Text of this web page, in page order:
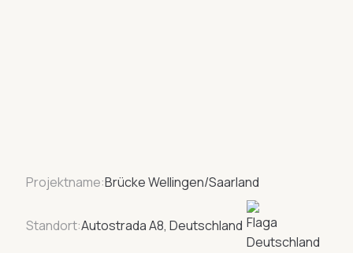
Projektname:Brücke Wellingen/Saarland
Standort:Autostrada A8, Deutschland